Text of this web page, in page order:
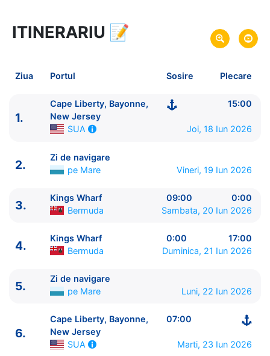
6 zile vacanta de croaziera in
link oferta
Plecare pe 18 Iun 2026
din Cape Liberty, Bayonne,
Sosire pe 23 Iun 2026in Cape Liberty, Bayonne, New
Jersey,
SUA
Independence of the Seas
Ziua | Portul | Sosire - Plecare
----------------------------------------
Cape Liberty, Bayonne, New Jersey SUA ⚓ -
ITINERARIU 📝
Ziua Portul Sosire Plecare
1.
Cape Liberty, Bayonne,
New Jersey
15:00
SUA Joi, 18 Iun 2026
2.
Zi de navigare
pe Mare
Vineri, 19 Iun 2026
3.
Kings Wharf 09:00
0:00
Bermuda
Sambata, 20 Iun 2026
4.
Kings Wharf 0:00
17:00
Bermuda
Duminica, 21 Iun 2026
5.
Zi de navigare
pe Mare
Luni, 22 Iun 2026
6.
Cape Liberty, Bayonne,
New Jersey
07:00
SUA Marti, 23 Iun 2026